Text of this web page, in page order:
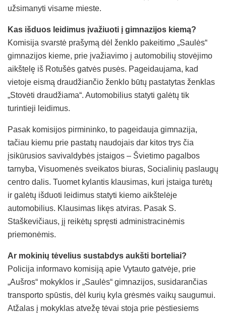
užsimanyti visame mieste.
Kas išduos leidimus įvažiuoti į gimnazijos kiemą?
Komisija svarstė prašymą dėl ženklo pakeitimo „Saulės“
gimnazijos kieme, prie įvažiavimo į automobilių stovėjimo
aikštelę iš Rotušės gatvės pusės. Pageidaujama, kad
vietoje eismą draudžiančio ženklo būtų pastatytas ženklas
„Stovėti draudžiama“. Automobilius statyti galėtų tik
turintieji leidimus.
Pasak komisijos pirmininko, to pageidauja gimnazija,
tačiau kiemu prie pastatų naudojais dar kitos trys čia
įsikūrusios savivaldybės įstaigos – Švietimo pagalbos
tarnyba, Visuomenės sveikatos biuras, Socialinių paslaugų
centro dalis. Tuomet kylantis klausimas, kuri įstaiga turėtų
ir galėtų išduoti leidimus statyti kiemo aikštelėje
automobilius. Klausimas likęs atviras. Pasak S.
Staškevičiaus, jį reikėtų spręsti administracinėmis
priemonėmis.
Ar mokinių tėvelius sustabdys aukšti borteliai?
Policija informavo komisiją apie Vytauto gatvėje, prie
„Aušros“ mokyklos ir „Saulės“ gimnazijos, susidarančias
transporto spūstis, dėl kurių kyla grėsmės vaikų saugumui.
Atžalas į mokyklas atvežę tėvai stoja prie pėstiesiems